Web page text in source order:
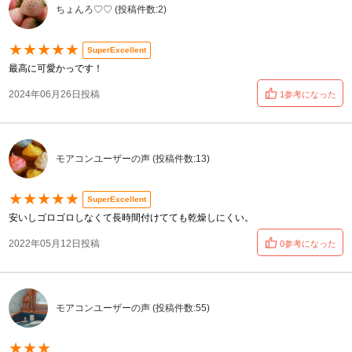
ちょんろ♡♡ (投稿件数:2)
★★★★★ SuperExcellent
最高に可愛かっです！
2024年06月26日投稿 1参考になった
モアコンユーザーの声 (投稿件数:13)
★★★★★ SuperExcellent
安いしゴロゴロしなくて長時間付けてても乾燥しにくい。
2022年05月12日投稿 0参考になった
モアコンユーザーの声 (投稿件数:55)
★★★